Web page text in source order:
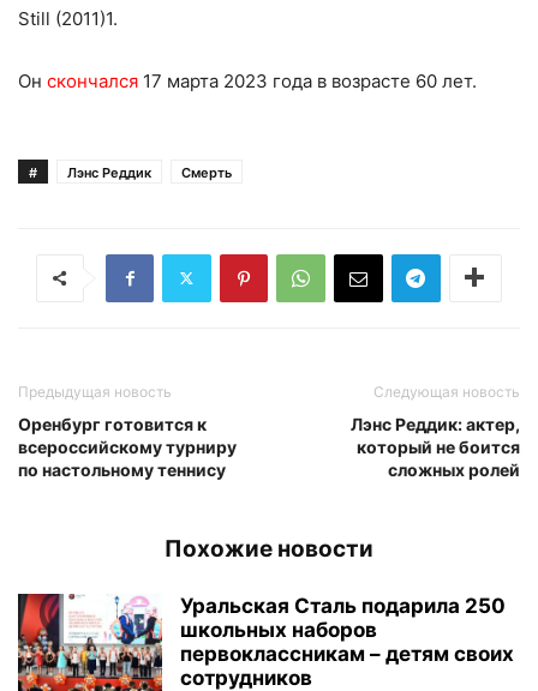
Still (2011)1.
Он скончался 17 марта 2023 года в возрасте 60 лет.
# Лэнс Реддик Смерть
Предыдущая новость
Оренбург готовится к
всероссийскому турниру
по настольному теннису
Следующая новость
Лэнс Реддик: актер,
который не боится
сложных ролей
Похожие новости
Уральская Сталь подарила 250
школьных наборов
первоклассникам – детям своих
сотрудников